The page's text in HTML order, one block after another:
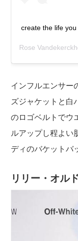
create the life
Rose
インフルエンサー
ズジャケットと白
のロゴベルトでウ
ルアップし程よい
ディのバケットバ
リリー・オル